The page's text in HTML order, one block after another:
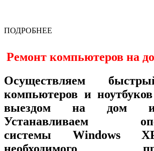
ПОДРОБНЕЕ
Ремонт компьютеров на
Осуществляем
компьютеров и
выездом на дом
Устанавливаем
системы Windows
необходимого